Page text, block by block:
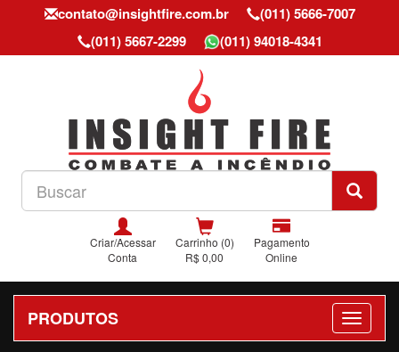
contato@insightfire.com.br
(011) 5666-7007
(011) 5667-2299
(011) 94018-4341
Criar/Acessar
Conta
Carrinho (0)
R$ 0,00
Pagamento
Online
PRODUTOS